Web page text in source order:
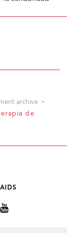
archive
de